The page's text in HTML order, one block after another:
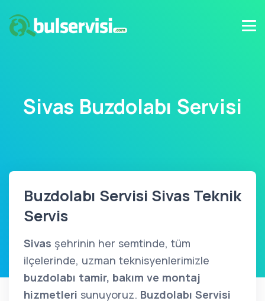
Sivas Buzdolabı Servisi
Buzdolabı Servisi Sivas Teknik
Servis
Sivas şehrinin her semtinde, tüm
ilçelerinde, uzman teknisyenlerimizle
buzdolabı tamir, bakım ve montaj
hizmetleri sunuyoruz. Buzdolabı Servisi